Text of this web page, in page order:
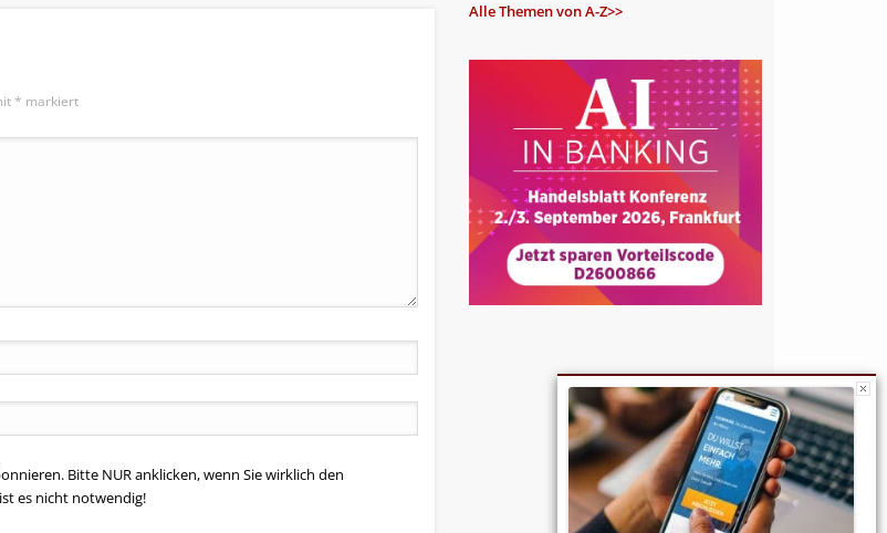
* markiert
Bitte NUR anklicken, wenn Sie wirklich den
es nicht notwendig!
Alle Themen von A-Z>>